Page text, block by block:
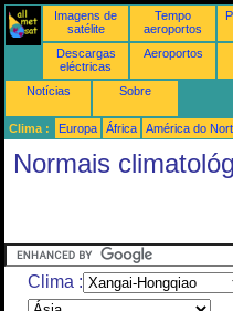
Imagens de
satélite
Tempo
aeroportos
Descargas
eléctricas
Aeroportos
Notícias Sobre
Clima : Europa África América do
Normais
Clima :